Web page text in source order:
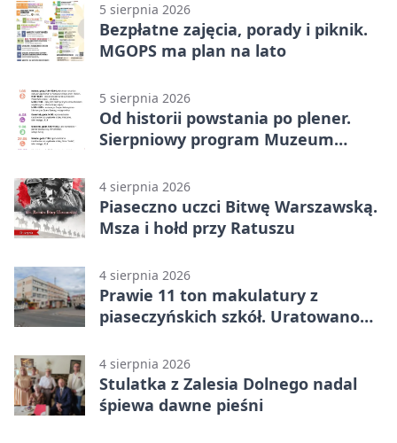
5 sierpnia 2026
Bezpłatne zajęcia, porady i piknik.
MGOPS ma plan na lato
5 sierpnia 2026
Od historii powstania po plener.
Sierpniowy program Muzeum
4 sierpnia 2026
Piaseczno uczci Bitwę Warszawską.
Msza i hołd przy Ratuszu
4 sierpnia 2026
Prawie 11 ton makulatury z
piaseczyńskich szkół. Uratowano
4 sierpnia 2026
Stulatka z Zalesia Dolnego nadal
śpiewa dawne pieśni